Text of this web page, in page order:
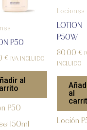
P50
€ IVA INCLUIDO
al
P50
150ml
Lociones
LOTION
P50W
80.00 €
INCLUIDO
al
Loción